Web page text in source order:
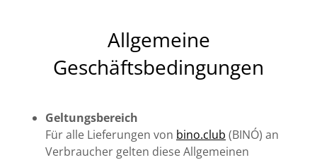
Allgemeine
Geschäftsbedingungen
Geltungsbereich
Für alle Lieferungen von bino.club (BINÓ) an
Verbraucher gelten diese Allgemeinen